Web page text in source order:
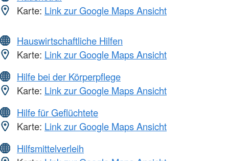
Karte: Link zur Google Maps Ansicht
Hauswirtschaftliche Hilfen
Karte: Link zur Google Maps Ansicht
Hilfe bei der Körperpflege
Karte: Link zur Google Maps Ansicht
Hilfe für Geflüchtete
Karte: Link zur Google Maps Ansicht
Hilfsmittelverleih